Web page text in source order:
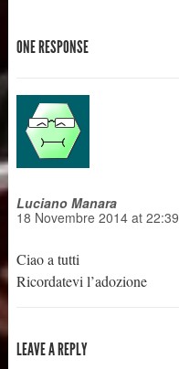
RINGRAZIAMENTO
CREAZIONE GIUBILI…
ONE RESPONSE
Luciano Manara
18 Novembre 2014at 22:39
Ciao a tutti
Ricordatevi l’adozione
LEAVE A REPLY